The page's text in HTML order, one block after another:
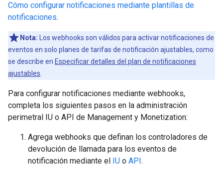
Cómo configurar notificaciones mediante plantillas de
notificaciones.
Nota: Los webhooks son válidos para activar notificaciones de
eventos en solo planes de tarifas de notificación ajustables, como
se describe en Especificar detalles del plan de notificaciones
ajustables
Para configurar notificaciones mediante webhooks,
completa los siguientes pasos en la administración
perimetral IU o API de Management y Monetization:
Agrega webhooks que definan los controladores de
devolución de llamada para los eventos de
notificación mediante el IU o API.